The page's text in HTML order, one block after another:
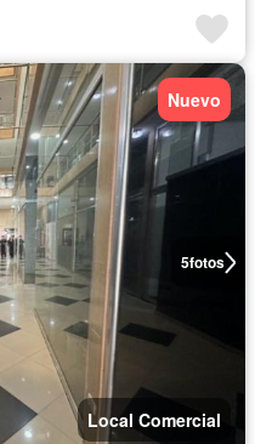
5fotos
Nuevo
Local Comercial